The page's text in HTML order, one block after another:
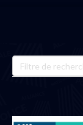
Champ
de